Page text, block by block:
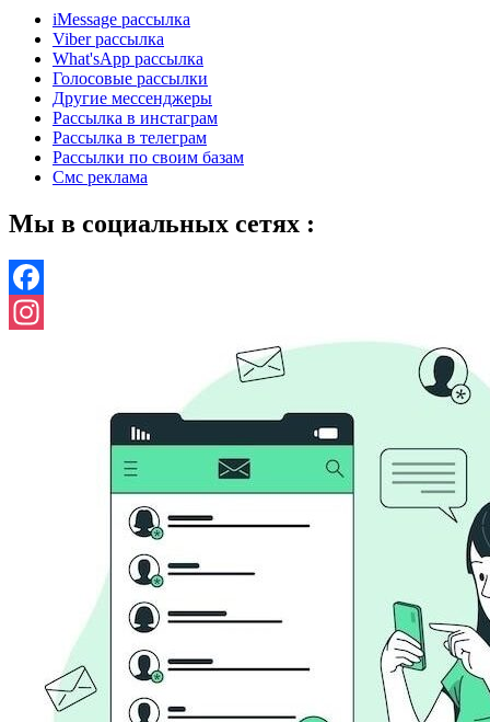
iMessage рассылка
Viber рассылка
What'sApp рассылка
Голосовые рассылки
Другие мессенджеры
Рассылка в инстаграм
Рассылка в телеграм
Рассылки по своим базам
Смс реклама
Мы в социальных сетях :
Facebook